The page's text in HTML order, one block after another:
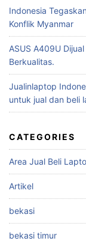
Indonesia
Konflik Myanmar
ASUS A409U
Berkualitas.
Jualinlaptop
untuk jual dan beli
CATEGORIES
Area Jual Beli
Artikel
bekasi
bekasi timur